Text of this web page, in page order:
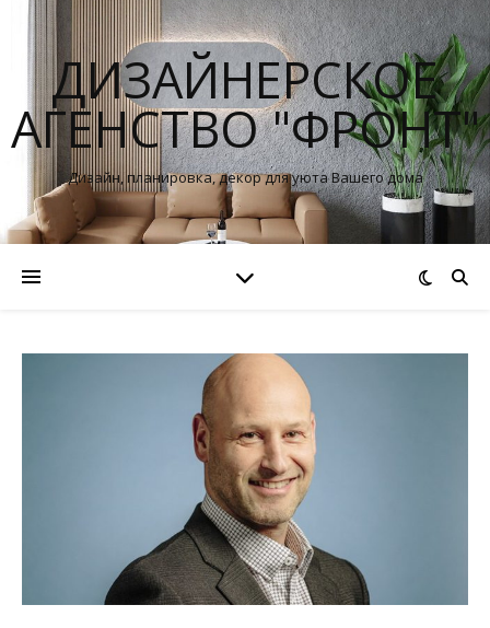
ДИЗАЙНЕРСКОЕ
АГЕНСТВО "ФРОНТ"
Дизайн, планировка, декор для уюта Вашего дома